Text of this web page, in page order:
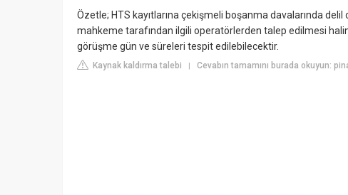
Özetle; HTS kayıtlarına çekişmeli boşanma davalarında delil
mahkeme tarafından ilgili operatörlerden talep edilmesi
görüşme gün ve süreleri tespit edilebilecektir.
Kaynak kaldırma talebi | Cevabın tamamını burada okuyun: